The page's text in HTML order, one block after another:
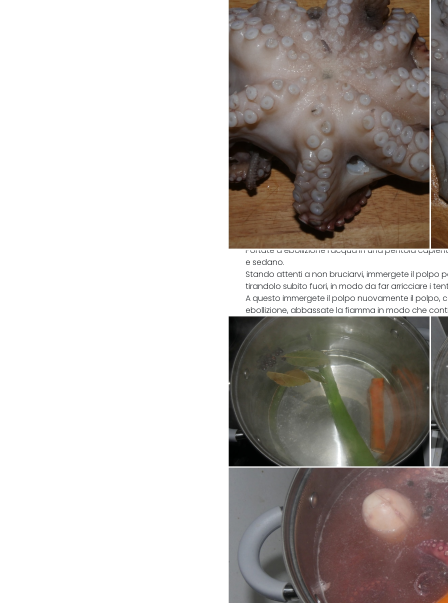
Portate a ebollizione l'acqua in una pentola
e sedano.
Stando attenti a non bruciarvi, immergete il polpo
tirandolo subito fuori, in modo da far arricciare i
A questo immergete il polpo nuovamente il polpo,
ebollizione, abbassate la fiamma in modo che
per circa 40-45 minuti a fiamma bassa prima di